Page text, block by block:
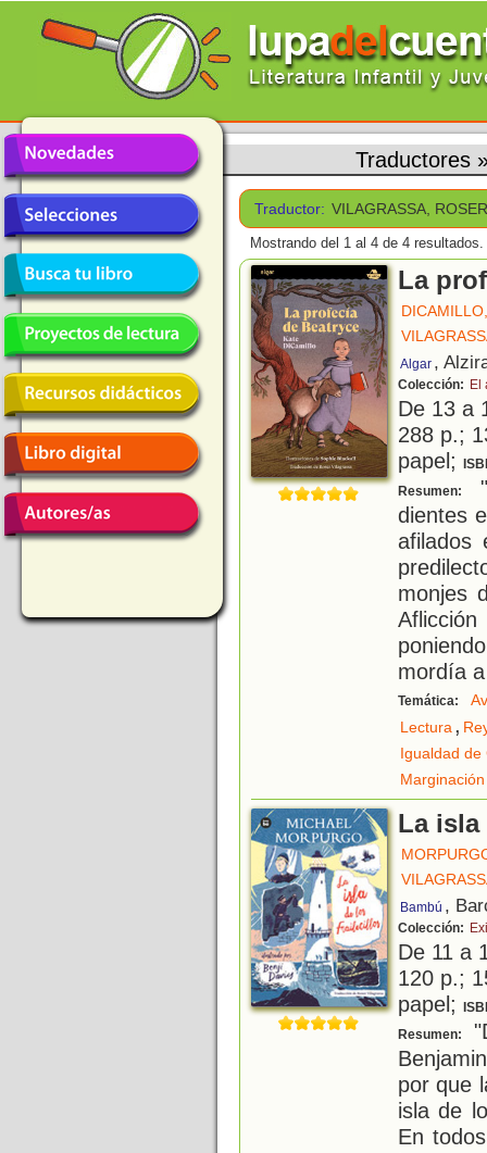
Traductores
Traductor: VILAGRASSA,
Mostrando del 1 al 4 de 4 resultados.
La
Algar ,
Colección: El
De 13 a
288 p.;
papel;
Resumen:
dientes
afilados
monjes
mordía
Temática:
Lectura,
Igualdad de
La
Bambú ,
Colección:
De 11 a
120 p.;
papel;
Resumen:
por que
isla de
En